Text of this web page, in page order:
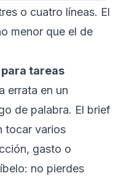
o cuatro líneas. El
menor que el de
tareas
errata en un
de palabra. El brief
tocar varios
gasto o
no pierdes